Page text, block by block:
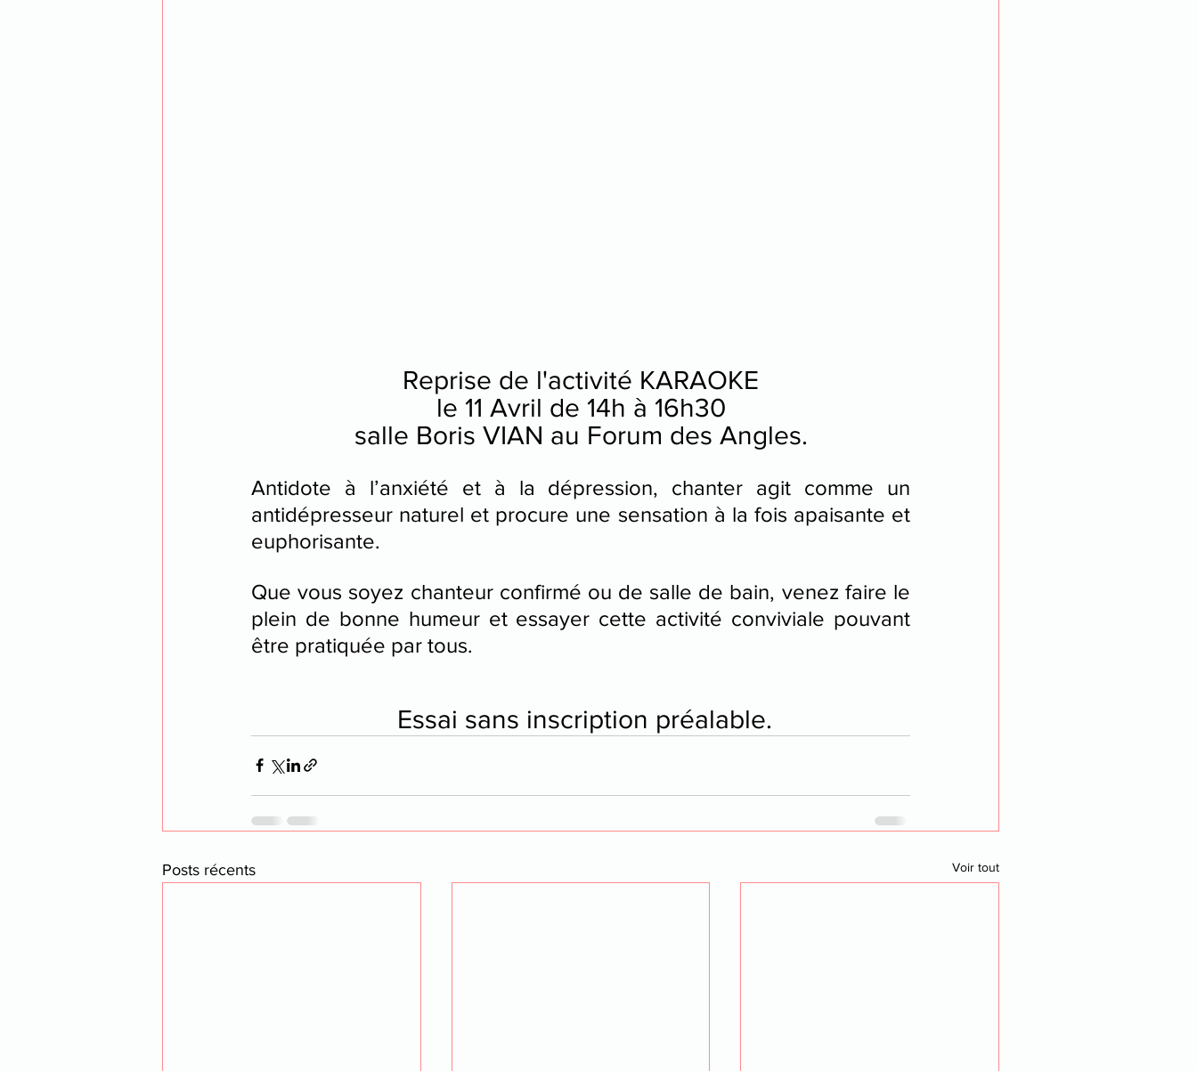
Reprise de l'activité KARAOKE
le 11 Avril de 14h à 16h30
salle Boris VIAN au Forum des Angles.
Antidote à l’anxiété et à la dépression, chanter agit comme un
antidépresseur naturel et procure une sensation à la fois apaisante et
euphorisante.
Que vous soyez chanteur confirmé ou de salle de bain, venez faire le
plein de bonne humeur et essayer cette activité conviviale pouvant
être pratiquée par tous.
Essai sans inscription préalable.
Posts récents Voir tout